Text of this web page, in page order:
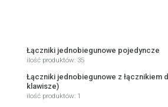
Łączniki jednobiegunowe pojedyncze
ilość produktów: 35
Łączniki jednobiegunowe z łącznikiem
klawisze)
ilość produktów: 1